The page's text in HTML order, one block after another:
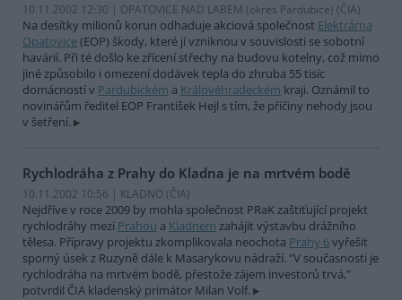
10.11.2002 12:30 | OPATOVICE NAD LABEM (okres Pardubice) (ČIA)
Na desítky milionů korun odhaduje akciová společnost Elektrárna
Opatovice(EOP) škody, které jí vzniknou v souvislosti se sobotní
havárií. Při té došlo ke zřícení střechy na budovu kotelny, což mimo
jiné způsobilo i omezení dodávek tepla do zhruba 55 tisíc
domácností v Pardubickém a Královéhradeckém kraji. Oznámil to
novinářům ředitel EOP František Hejl s tím, že příčiny nehody jsou
v šetření.
Rychlodráha z Prahy do Kladna je na mrtvém bodě
10.11.2002 10:56 | KLADNO (ČIA)
Nejdříve v roce 2009 by mohla společnost PRaK zaštiťující projekt
rychlodráhy mezi Prahou a Kladnem zahájit výstavbu drážního
tělesa. Přípravy projektu zkomplikovala neochota Prahy 6vyřešit
sporný úsek z Ruzyně dále k Masarykovu nádraží. "V současnosti je
rychlodráha na mrtvém bodě, přestože zájem investorů trvá,"
potvrdil ČIA kladenský primátor Milan Volf.